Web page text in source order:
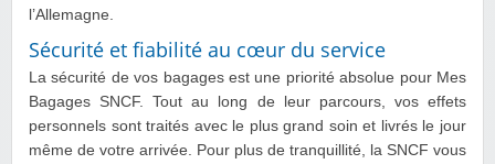
l’Allemagne.
Sécurité et fiabilité au cœur du service
La sécurité de vos bagages est une priorité absolue pour Mes
Bagages SNCF. Tout au long de leur parcours, vos effets
personnels sont traités avec le plus grand soin et livrés le jour
même de votre arrivée. Pour plus de tranquillité, la SNCF vous